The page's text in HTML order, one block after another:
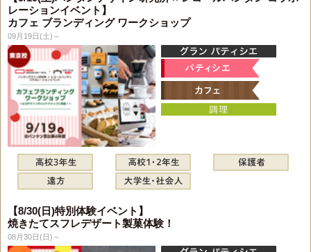
レーションイベント】
カフェ ブランディング ワークショップ
09月19日(土)～
【8/30(日)特別体験イベント】
焼きたてスフレデザート製菓体験！
08月30日(日)～